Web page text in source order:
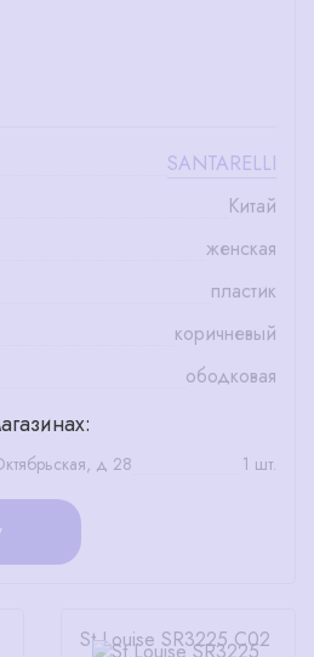
SANTARELLI
Китай
женская
пластик
коричневый
ободковая
д 28 1 шт.
St.Louise SR3225 C02